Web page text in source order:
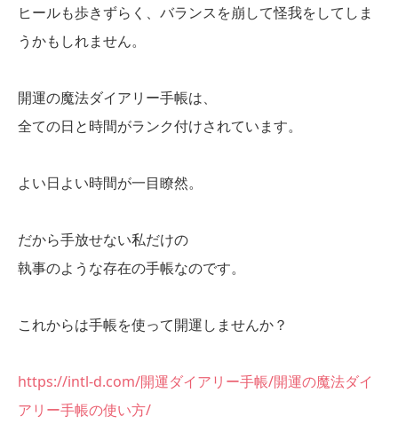
ヒールも歩きずらく、バランスを崩して怪我をしてしま
うかもしれません。
開運の魔法ダイアリー手帳は、
全ての日と時間がランク付けされています。
よい日よい時間が一目瞭然。
だから手放せない私だけの
執事のような存在の手帳なのです。
これからは手帳を使って開運しませんか？
https://intl-d.com/開運ダイアリー手帳/開運の魔法ダイ
アリー手帳の使い方/